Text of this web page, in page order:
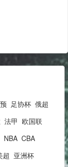
足协杯 俄超
法甲 欧国联
NBA CBA
超 亚洲杯